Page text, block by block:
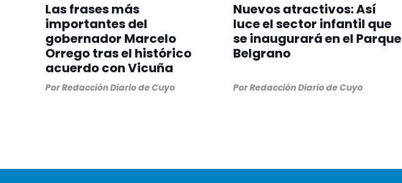
Las frases más
importantes del
gobernador Marcelo
Orrego tras el histórico
acuerdo con Vicuña
PorRedacción Diario de Cuyo
Nuevos atractivos: Así
luce el sector infantil que
se inaugurará en el Parque
Belgrano
PorRedacción Diario de Cuyo